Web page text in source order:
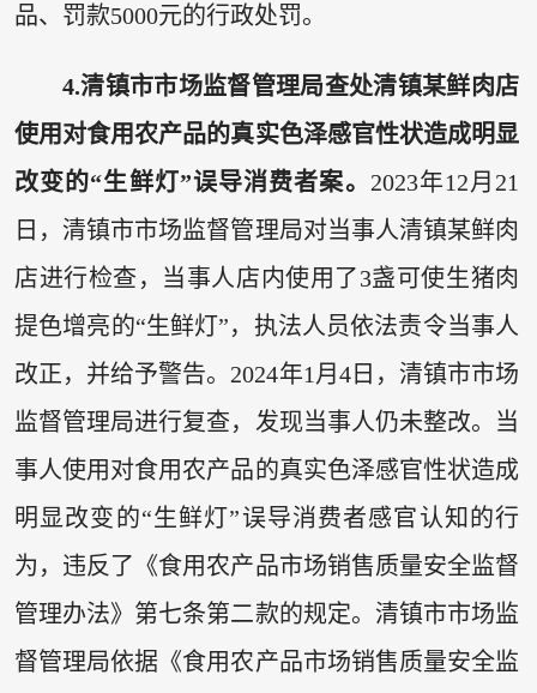
品、罚款5000元的行政处罚。
4.清镇市市场监督管理局查处清镇某鲜肉店
使用对食用农产品的真实色泽感官性状造成明显
改变的“生鲜灯”误导消费者案。 2023年12月21
日，清镇市市场监督管理局对当事人清镇某鲜肉
店进行检查，当事人店内使用了3盏可使生猪肉
提色增亮的“生鲜灯”，执法人员依法责令当事人
改正，并给予警告。2024年1月4日，清镇市市场
监督管理局进行复查，发现当事人仍未整改。当
事人使用对食用农产品的真实色泽感官性状造成
明显改变的“生鲜灯”误导消费者感官认知的行
为，违反了《食用农产品市场销售质量安全监督
管理办法》第七条第二款的规定。清镇市市场监
督管理局依据《食用农产品市场销售质量安全监